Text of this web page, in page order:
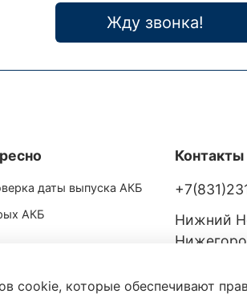
Жду звонка!
даты выпуска АКБ
АКБ
Контакты
Нижний
cookie, которые обеспечивают